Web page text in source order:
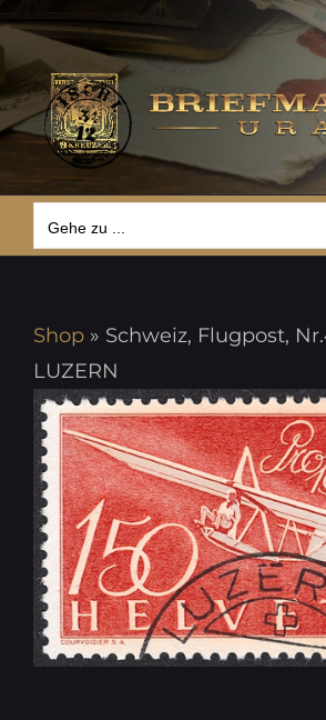
Zum
Inhalt
springen
Gehe zu ...
Gehe zu ...
Shop » Schweiz, Flugpost,
LUZERN